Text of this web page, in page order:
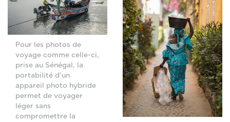
Pour les photos de
voyage comme celle-ci,
prise au Sénégal, la
portabilité d'un
appareil photo hybride
permet de voyager
léger sans
compromettre la